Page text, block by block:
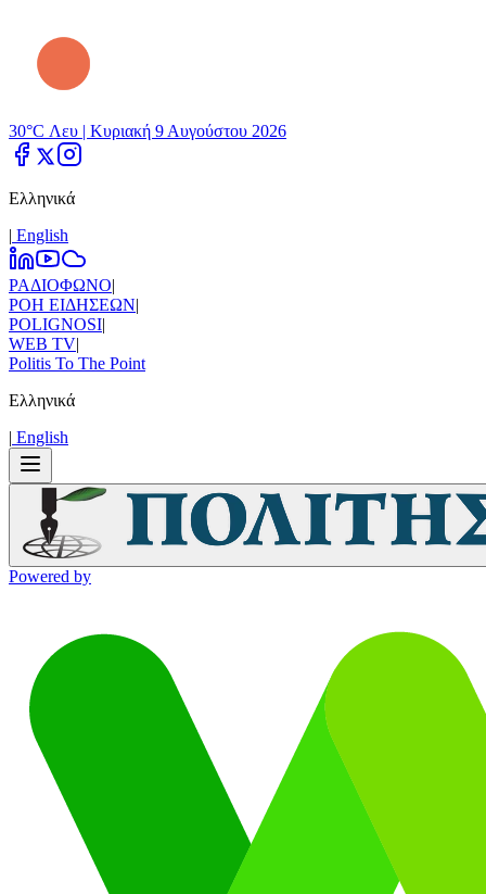
30°C Λευ | Κυριακή 9 Αυγούστου 2026
Ελληνικά
| Εnglish
ΡΑΔΙΟΦΩΝΟ|
ΡΟΗ ΕΙΔΗΣΕΩΝ|
POLIGNOSI|
WEB TV|
Politis To The Point
Ελληνικά
| Εnglish
Powered by